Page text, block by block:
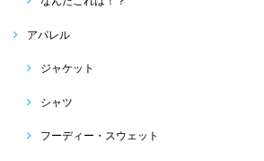
アパレル
ジャケット
シャツ
フーディー・スウェット